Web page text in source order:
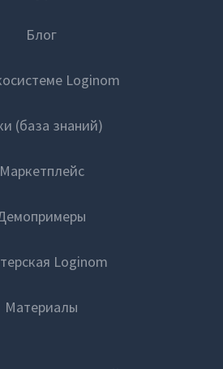
Блог
Loginom
(база знаний)
Маркетплейс
Loginom
Материалы